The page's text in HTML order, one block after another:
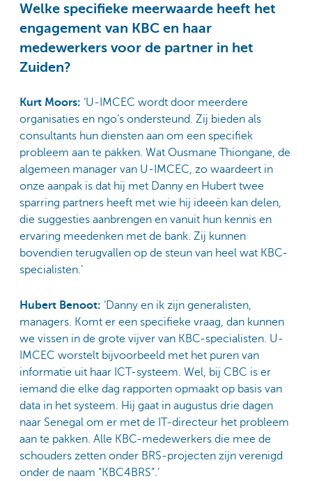
Welke specifieke meerwaarde heeft het
engagement van KBC en haar
medewerkers voor de partner in het
Zuiden?
Kurt Moors: ‘U-IMCEC wordt door meerdere
organisaties en ngo’s ondersteund. Zij bieden als
consultants hun diensten aan om een specifiek
probleem aan te pakken. Wat Ousmane Thiongane, de
algemeen manager van U-IMCEC, zo waardeert in
onze aanpak is dat hij met Danny en Hubert twee
sparring partners heeft met wie hij ideeën kan delen,
die suggesties aanbrengen en vanuit hun kennis en
ervaring meedenken met de bank. Zij kunnen
bovendien terugvallen op de steun van heel wat KBC-
specialisten.’
Hubert Benoot: ‘Danny en ik zijn generalisten,
managers. Komt er een specifieke vraag, dan kunnen
we vissen in de grote vijver van KBC-specialisten. U-
IMCEC worstelt bijvoorbeeld met het puren van
informatie uit haar ICT-systeem. Wel, bij CBC is er
iemand die elke dag rapporten opmaakt op basis van
data in het systeem. Hij gaat in augustus drie dagen
naar Senegal om er met de IT-directeur het probleem
aan te pakken. Alle KBC-medewerkers die mee de
schouders zetten onder BRS-projecten zijn verenigd
onder de naam “KBC4BRS”.’